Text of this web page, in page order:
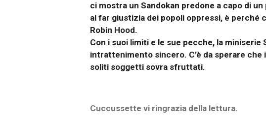
ci mostra un Sandokan predone a capo di
al far giustizia dei popoli oppressi, è
Robin Hood.
Con i suoi limiti e le sue pecche, la
intrattenimento sincero. C’è da sperare
soliti soggetti sovra sfruttati.
Cuccussette vi ringrazia della lettura.